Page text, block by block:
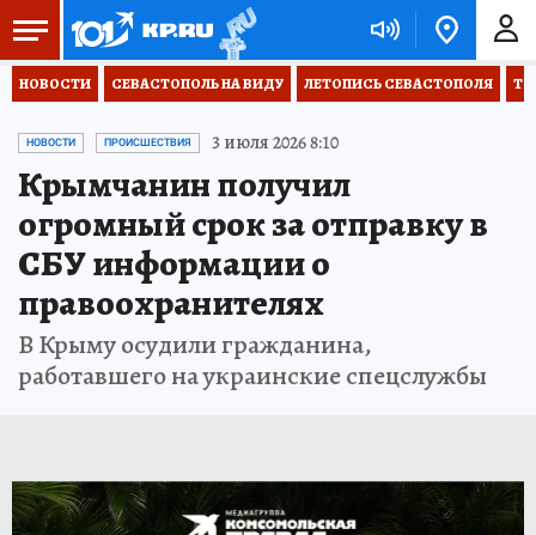
НОВОСТИ СЕВАСТОПОЛЬ НА ВИДУ ЛЕТОПИСЬ СЕВАСТОПОЛЯ
НОВОСТИ ПРОИСШЕСТВИЯ 3 июля 2026 8:10
Крымчанин получил
огромный срок за отправку в
СБУ информации о
правоохранителях
В Крыму осудили гражданина,
работавшего на украинские спецслужбы